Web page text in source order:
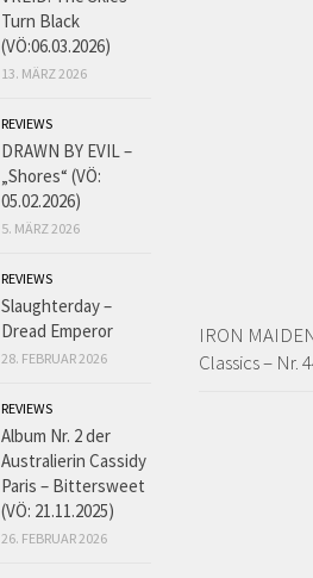
IRON
Classics – Nr.
Turn Black
(VÖ:06.03.2026)
13. MÄRZ 2026
REVIEWS
DRAWN BY EVIL –
„Shores“ (VÖ:
05.02.2026)
5. MÄRZ 2026
REVIEWS
Slaughterday –
Dread Emperor
28. FEBRUAR 2026
REVIEWS
Album Nr. 2 der
Australierin Cassidy
Paris – Bittersweet
(VÖ: 21.11.2025)
26. FEBRUAR 2026